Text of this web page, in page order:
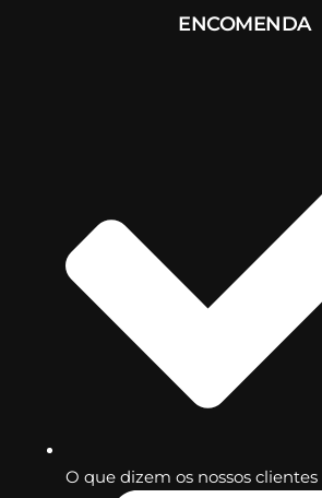
ENCOMENDA
O que dizem os nossos clientes